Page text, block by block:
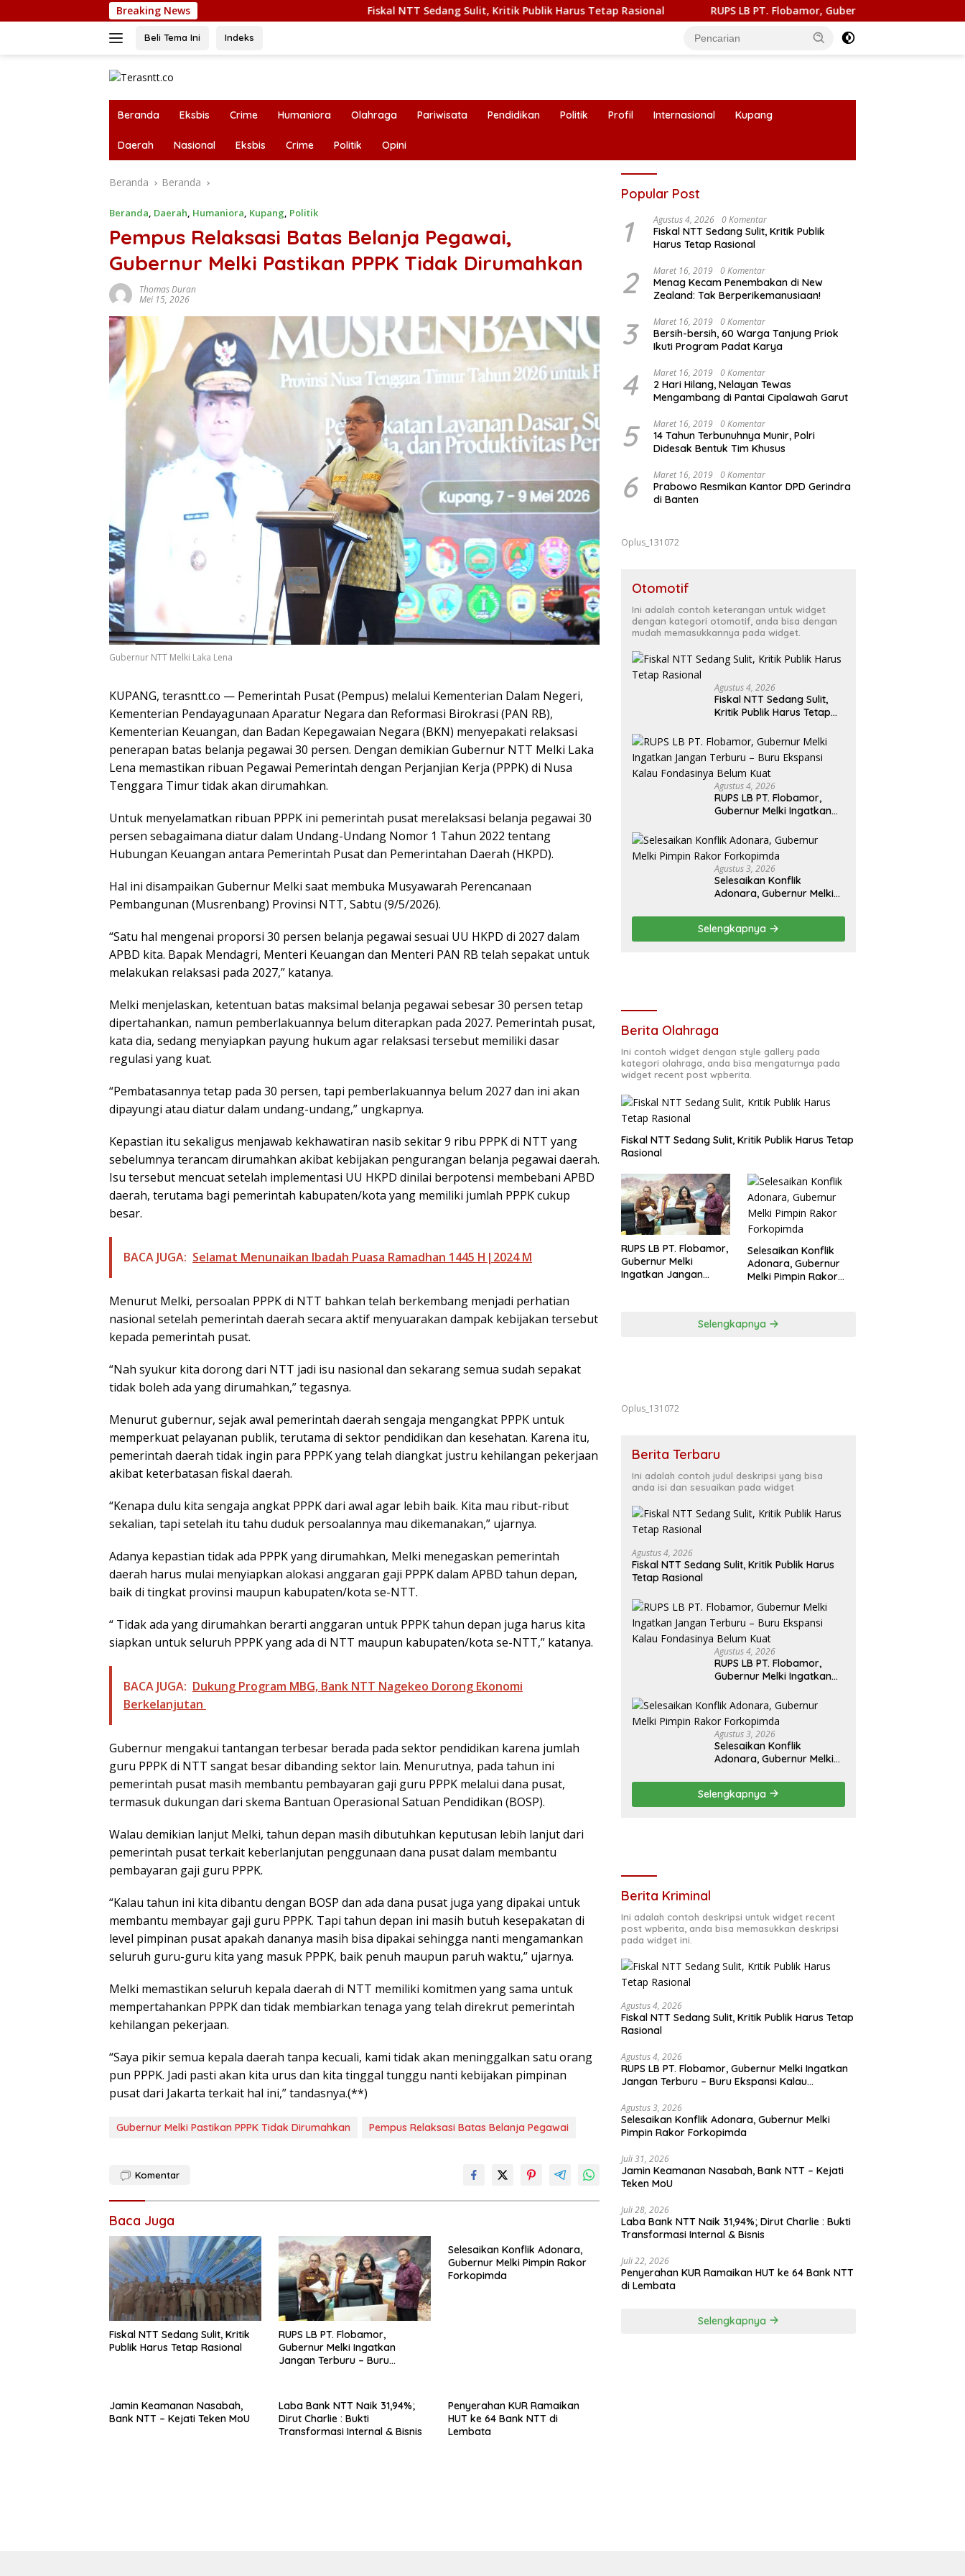
ke
Breaking News Fiskal NTT Sedang Sulit, Kritik Publik Harus Tetap Rasional RUPS LB PT. Flobamor, Gubernur Melki Ingatkan Jangan
Beli Tema Ini Indeks
Beranda Eksbis Crime Humaniora Olahraga Pariwisata Pendidikan Politik Profil Internasional Kupang
Daerah Nasional Eksbis Crime Politik Opini
Beranda Beranda
Beranda, Daerah, Humaniora, Kupang, Politik
Pempus Relaksasi Batas Belanja Pegawai,
Gubernur Melki Pastikan PPPK Tidak Dirumahkan
Thomas Duran
Mei 15, 2026
Gubernur NTT Melki Laka Lena
KUPANG, terasntt.co — Pemerintah Pusat (Pempus) melalui Kementerian Dalam Negeri,
Kementerian Pendayagunaan Aparatur Negara dan Reformasi Birokrasi (PAN RB),
Kementerian Keuangan, dan Badan Kepegawaian Negara (BKN) menyepakati relaksasi
penerapan batas belanja pegawai 30 persen. Dengan demikian Gubernur NTT Melki Laka
Lena memastikan ribuan Pegawai Pemerintah dengan Perjanjian Kerja (PPPK) di Nusa
Tenggara Timur tidak akan dirumahkan.
Untuk menyelamatkan ribuan PPPK ini pemerintah pusat merelaksasi belanja pegawai 30
persen sebagaimana diatur dalam Undang-Undang Nomor 1 Tahun 2022 tentang
Hubungan Keuangan antara Pemerintah Pusat dan Pemerintahan Daerah (HKPD).
Hal ini disampaikan Gubernur Melki saat membuka Musyawarah Perencanaan
Pembangunan (Musrenbang) Provinsi NTT, Sabtu (9/5/2026).
“Satu hal mengenai proporsi 30 persen belanja pegawai sesuai UU HKPD di 2027 dalam
APBD kita. Bapak Mendagri, Menteri Keuangan dan Menteri PAN RB telah sepakat untuk
melakukan relaksasi pada 2027,” katanya.
Melki menjelaskan, ketentuan batas maksimal belanja pegawai sebesar 30 persen tetap
dipertahankan, namun pemberlakuannya belum diterapkan pada 2027. Pemerintah pusat,
kata dia, sedang menyiapkan payung hukum agar relaksasi tersebut memiliki dasar
regulasi yang kuat.
“Pembatasannya tetap pada 30 persen, tapi pemberlakuannya belum 2027 dan ini akan
dipayungi atau diatur dalam undang-undang,” ungkapnya.
Kepastian itu sekaligus menjawab kekhawatiran nasib sekitar 9 ribu PPPK di NTT yang
sebelumnya terancam dirumahkan akibat kebijakan pengurangan belanja pegawai daerah.
Isu tersebut mencuat setelah implementasi UU HKPD dinilai berpotensi membebani APBD
daerah, terutama bagi pemerintah kabupaten/kota yang memiliki jumlah PPPK cukup
besar.
BACA JUGA: Selamat Menunaikan Ibadah Puasa Ramadhan 1445 H|2024 M
Menurut Melki, persoalan PPPK di NTT bahkan telah berkembang menjadi perhatian
nasional setelah pemerintah daerah secara aktif menyuarakan dampak kebijakan tersebut
kepada pemerintah pusat.
“Nah syukur kita dorong dari NTT jadi isu nasional dan sekarang semua sudah sepakat
tidak boleh ada yang dirumahkan,” tegasnya.
Menurut gubernur, sejak awal pemerintah daerah sengaja mengangkat PPPK untuk
memperkuat pelayanan publik, terutama di sektor pendidikan dan kesehatan. Karena itu,
pemerintah daerah tidak ingin para PPPK yang telah diangkat justru kehilangan pekerjaan
akibat keterbatasan fiskal daerah.
“Kenapa dulu kita sengaja angkat PPPK dari awal agar lebih baik. Kita mau ribut-ribut
sekalian, tapi setelah itu tahu duduk persoalannya mau dikemanakan,” ujarnya.
Adanya kepastian tidak ada PPPK yang dirumahkan, Melki menegaskan pemerintah
daerah harus mulai menyiapkan alokasi anggaran gaji PPPK dalam APBD tahun depan,
baik di tingkat provinsi maupun kabupaten/kota se-NTT.
“ Tidak ada yang dirumahkan berarti anggaran untuk PPPK tahun depan juga harus kita
siapkan untuk seluruh PPPK yang ada di NTT maupun kabupaten/kota se-NTT,” katanya.
BACA JUGA: Dukung Program MBG, Bank NTT Nagekeo Dorong Ekonomi
Berkelanjutan
Gubernur mengakui tantangan terbesar berada pada sektor pendidikan karena jumlah
guru PPPK di NTT sangat besar dibanding sektor lain. Menurutnya, pada tahun ini
pemerintah pusat masih membantu pembayaran gaji guru PPPK melalui dana pusat,
termasuk dukungan dari skema Bantuan Operasional Satuan Pendidikan (BOSP).
Walau demikian lanjut Melki, tahun depan masih dibutuhkan keputusan lebih lanjut dari
pemerintah pusat terkait keberlanjutan penggunaan dana pusat dalam membantu
pembayaran gaji guru PPPK.
“Kalau tahun ini kita dibantu dengan BOSP dan ada dana pusat juga yang dipakai untuk
membantu membayar gaji guru PPPK. Tapi tahun depan ini masih butuh kesepakatan di
level pimpinan pusat apakah dananya masih bisa dipakai sehingga nanti mengamankan
seluruh guru-guru kita yang masuk PPPK, baik penuh maupun paruh waktu,” ujarnya.
Melki memastikan seluruh kepala daerah di NTT memiliki komitmen yang sama untuk
mempertahankan PPPK dan tidak membiarkan tenaga yang telah direkrut pemerintah
kehilangan pekerjaan.
“Saya pikir semua kepala daerah tanpa kecuali, kami tidak akan meninggalkan satu orang
pun PPPK. Jadi pasti akan kita urus dan kita tinggal tunggu nanti kebijakan pimpinan
pusat dari Jakarta terkait hal ini,” tandasnya.(**)
Gubernur Melki Pastikan PPPK Tidak Dirumahkan Pempus Relaksasi Batas Belanja Pegawai
Komentar
Baca Juga
Fiskal NTT Sedang Sulit, Kritik
Publik Harus Tetap Rasional
RUPS LB PT. Flobamor,
Gubernur Melki Ingatkan
Jangan Terburu – Buru
Selesaikan Konflik Adonara,
Gubernur Melki Pimpin Rakor
Forkopimda
Jamin Keamanan Nasabah,
Bank NTT – Kejati Teken MoU
Laba Bank NTT Naik 31,94%;
Dirut Charlie : Bukti
Transformasi Internal & Bisnis
Penyerahan KUR Ramaikan
HUT ke 64 Bank NTT di
Lembata
Popular Post
1 Agustus 4, 2026 0 Komentar
Fiskal NTT Sedang Sulit, Kritik Publik
Harus Tetap Rasional
2 Maret 16, 2019 0 Komentar
Menag Kecam Penembakan di New
Zealand: Tak Berperikemanusiaan!
3 Maret 16, 2019 0 Komentar
Bersih-bersih, 60 Warga Tanjung Priok
Ikuti Program Padat Karya
4 Maret 16, 2019 0 Komentar
2 Hari Hilang, Nelayan Tewas
Mengambang di Pantai Cipalawah Garut
5 Maret 16, 2019 0 Komentar
14 Tahun Terbunuhnya Munir, Polri
Didesak Bentuk Tim Khusus
6 Maret 16, 2019 0 Komentar
Prabowo Resmikan Kantor DPD Gerindra
di Banten
Oplus_131072
Otomotif
Ini adalah contoh keterangan untuk widget
dengan kategori otomotif, anda bisa dengan
mudah memasukkannya pada widget.
Agustus 4, 2026
Fiskal NTT Sedang Sulit,
Kritik Publik Harus Tetap
Agustus 4, 2026
RUPS LB PT. Flobamor,
Gubernur Melki Ingatkan
Ekspansi Kalau
Fondasinya Belum Kuat
Agustus 3, 2026
Selesaikan Konflik
Adonara, Gubernur Melki
Selengkapnya
Berita Olahraga
Ini contoh widget dengan style gallery pada
kategori olahraga, anda bisa mengaturnya pada
widget recent post wpberita.
Fiskal NTT Sedang Sulit, Kritik Publik Harus Tetap
Rasional
RUPS LB PT. Flobamor,
Gubernur Melki
Ingatkan Jangan
Selesaikan Konflik
Adonara, Gubernur
Melki Pimpin Rakor
Selengkapnya
Oplus_131072
Berita Terbaru
Ini adalah contoh judul deskripsi yang bisa
anda isi dan sesuaikan pada widget
Agustus 4, 2026
Fiskal NTT Sedang Sulit, Kritik Publik Harus
Tetap Rasional
Agustus 4, 2026
RUPS LB PT. Flobamor,
Gubernur Melki Ingatkan
Ekspansi Kalau
Fondasinya Belum Kuat
Agustus 3, 2026
Selesaikan Konflik
Adonara, Gubernur Melki
Selengkapnya
Berita Kriminal
Ini adalah contoh deskripsi untuk widget recent
post wpberita, anda bisa memasukkan deskripsi
pada widget ini.
Agustus 4, 2026
Fiskal NTT Sedang Sulit, Kritik Publik Harus Tetap
Rasional
Agustus 4, 2026
RUPS LB PT. Flobamor, Gubernur Melki Ingatkan
Jangan Terburu – Buru Ekspansi Kalau
Agustus 3, 2026
Selesaikan Konflik Adonara, Gubernur Melki
Pimpin Rakor Forkopimda
Juli 31, 2026
Jamin Keamanan Nasabah, Bank NTT – Kejati
Teken MoU
Juli 28, 2026
Laba Bank NTT Naik 31,94%; Dirut Charlie : Bukti
Transformasi Internal & Bisnis
Juli 22, 2026
Penyerahan KUR Ramaikan HUT ke 64 Bank NTT
di Lembata
Selengkapnya